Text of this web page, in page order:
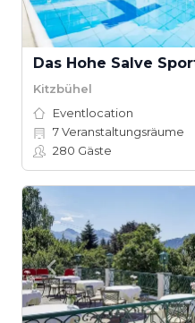
Das Hohe Salve
Kitzbühel
Eventlocation
7Veranstaltungsräume
280 Gäste